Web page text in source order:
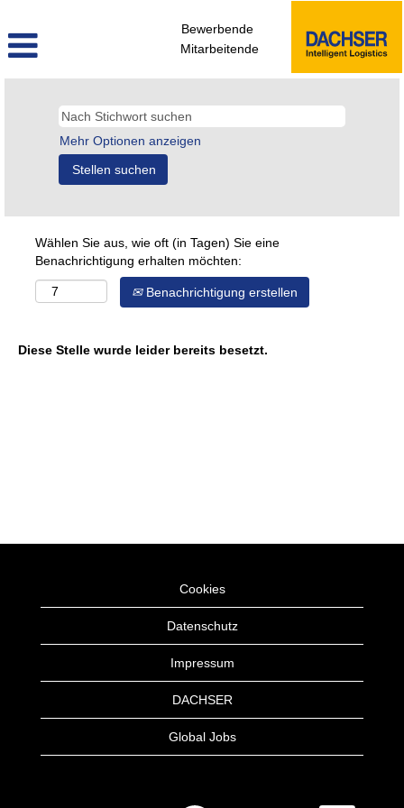
Bewerbende
Mitarbeitende
Mehr Optionen anzeigen
Wählen Sie aus, wie oft (in Tagen) Sie eine
Benachrichtigung erhalten möchten:
Benachrichtigung erstellen
Diese Stelle wurde leider bereits besetzt.
Cookies
Datenschutz
Impressum
DACHSER
Global Jobs